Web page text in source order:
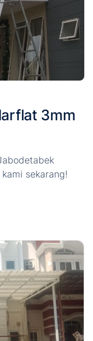
3mm
sekarang!